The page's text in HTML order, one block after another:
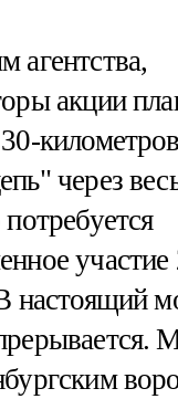
агентства,
акции
через
настоящий